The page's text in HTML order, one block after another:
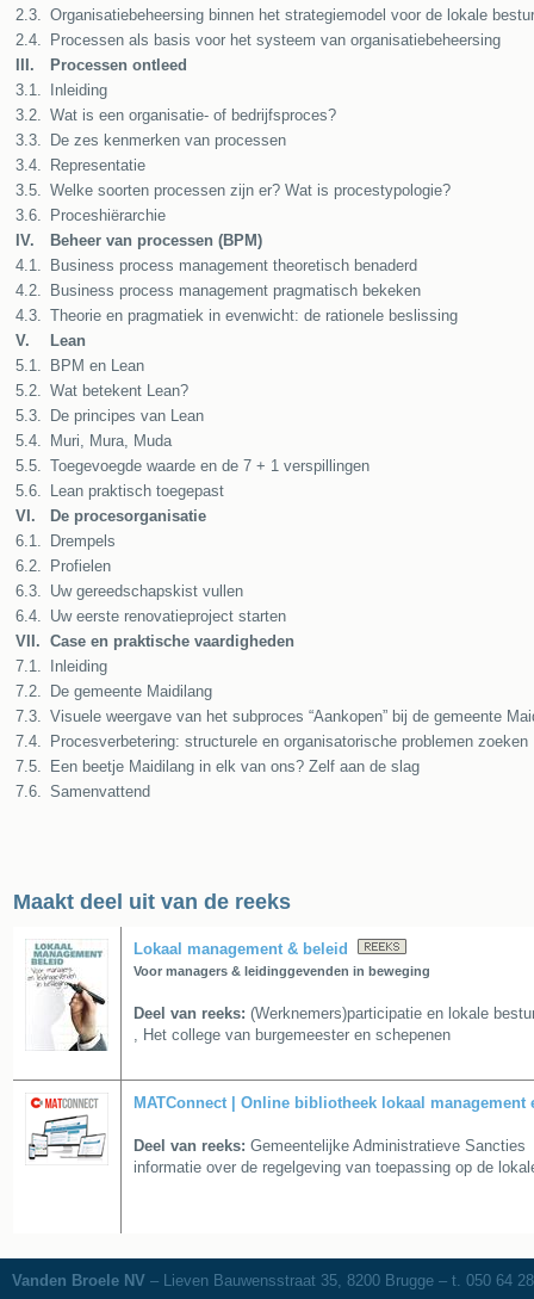
2.3. Organisatiebeheersing binnen het strategiemodel voor de lokale
2.4.
Processen als basis voor het systeem van organisatiebeheersing
III.
Processen ontleed
3.1.
Inleiding
3.2. Wat is een organisatie- of bedrijfsproces?
3.3.
De zes kenmerken van processen
3.4.
Representatie
3.5. Welke soorten processen zijn er? Wat is procestypologie?
3.6.
Proceshiërarchie
IV.
Beheer van processen (BPM)
4.1.
Business process management theoretisch benaderd
4.2.
Business process management pragmatisch bekeken
4.3. Theorie en pragmatiek in evenwicht: de rationele beslissing
V.
Lean
5.1.
BPM en Lean
5.2. Wat betekent Lean?
5.3.
De principes van Lean
5.4.
Muri, Mura, Muda
5.5. Toegevoegde waarde en de 7 + 1 verspillingen
5.6.
Lean praktisch toegepast
VI.
De procesorganisatie
6.1.
Drempels
6.2.
Profielen
6.3. Uw gereedschapskist vullen
6.4. Uw eerste renovatieproject starten
VII. Case en praktische vaardigheden
7.1.
Inleiding
7.2.
De gemeente Maidilang
7.3. Visuele weergave van het subproces “Aankopen” bij de gemeente
7.4.
Procesverbetering: structurele en organisatorische problemen zoeken
7.5.
Een beetje Maidilang in elk van ons? Zelf aan de slag
7.6. Samenvattend
Maakt deel uit van de reeks
Lokaal management & beleid
Voor managers & leidinggevenden in beweging
Deel van reeks: (Werknemers)participatie en lokale
, Het college van burgemeester en schepenen
MATConnect | Online bibliotheek lokaal management
Deel van reeks: Gemeentelijke Administratieve Sancties
informatie over de regelgeving van toepassing op de
Vanden Broele NV – Lieven Bauwensstraat 35, 8200 Brugge – t. 050 64